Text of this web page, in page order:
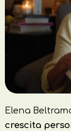
Elena
crescita